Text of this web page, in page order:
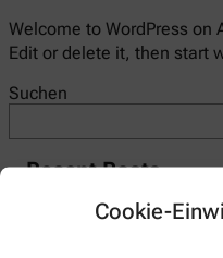
Cookie-
Welcome to WordPress on
Edit or delete it, then start
Suchen
Recent Posts
Hello world!